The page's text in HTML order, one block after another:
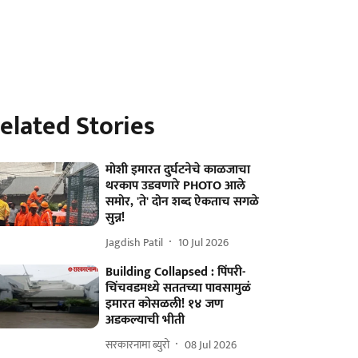
Stories
मोशी इमारत दुर्घटनेचे काळजाचा
थरकाप उडवणारे PHOTO आले
समोर, 'ते' दोन शब्द ऐकताच सगळे
सुन्न!
Jagdish Patil 10 Jul 2026
Building Collapsed : पिंपरी-
चिंचवडमध्ये सततच्या पावसामुळं
इमारत कोसळली! १४ जण
अडकल्याची भीती
सरकारनामा ब्युरो 08 Jul 2026